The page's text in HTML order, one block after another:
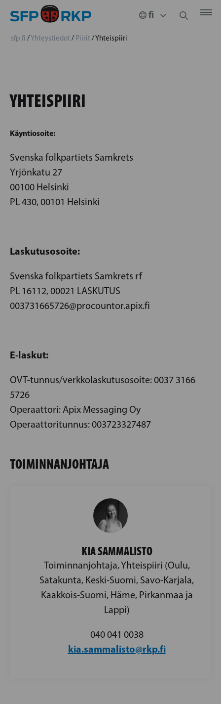
sfp.fi /Yhteystiedot/ Piirit/Yhteispiiri
YHTEISPIIRI
Käyntiosoite:
Svenska folkpartiets Samkrets
Yrjönkatu 27
00100 Helsinki
PL 430, 00101 Helsinki
Laskutusosoite:
Svenska folkpartiets Samkrets rf
PL 16112, 00021 LASKUTUS
003731665726@procountor.apix.fi
E-laskut:
OVT-tunnus/verkkolaskutusosoite: 0037 3166
5726
Operaattori: Apix Messaging Oy
Operaattoritunnus: 003723327487
TOIMINNANJOHTAJA
KIA SAMMALISTO
Toiminnanjohtaja, Yhteispiiri (Oulu,
Satakunta, Keski-Suomi, Savo-Karjala,
Kaakkois-Suomi, Häme, Pirkanmaa ja
Lappi)
040 041 0038
kia.sammalisto@rkp.fi